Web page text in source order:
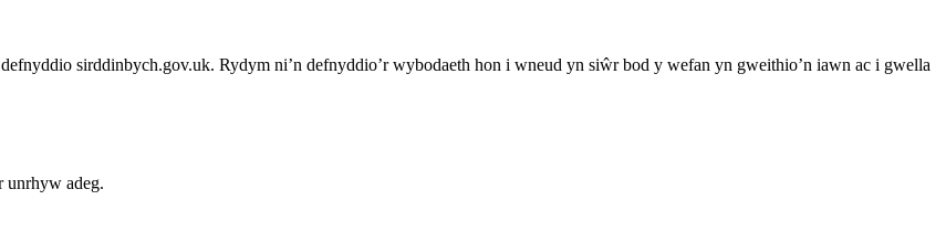
sirddinbych.gov.uk. Rydym ni’n defnyddio’r wybodaeth hon i wneud yn siŵr bod y wefan yn gweithio’n iawn ac i gwella
unrhyw adeg.